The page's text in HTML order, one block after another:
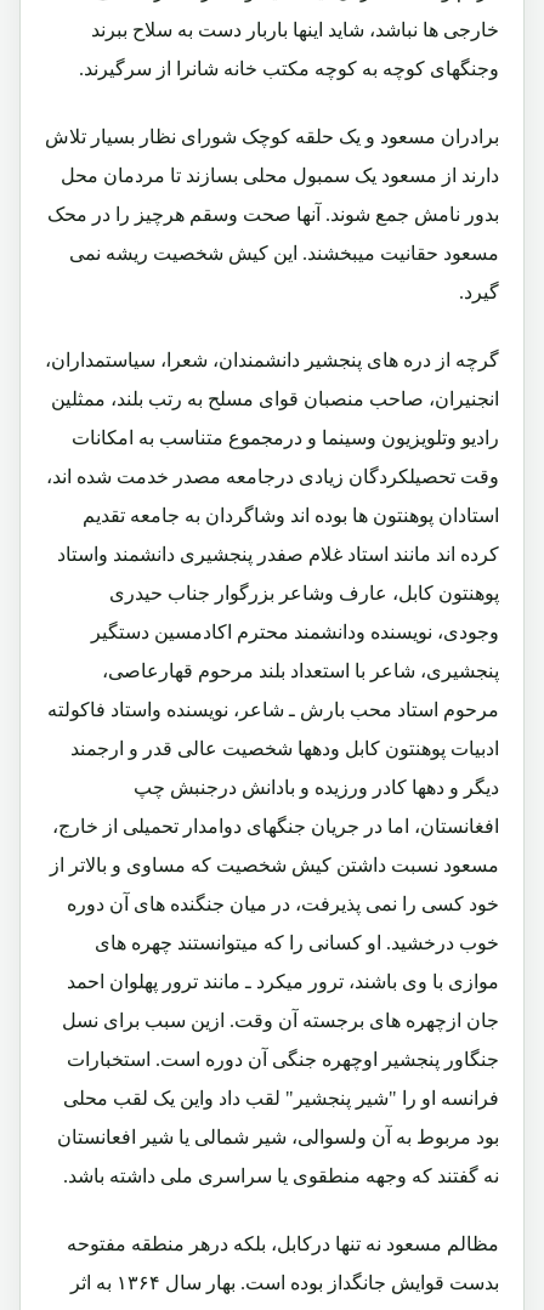
خارجی ها نباشد، شاید اینها باربار دست به سلاح ببرند
وجنگهای کوچه به کوچه مکتب خانه شانرا از سرگیرند.
برادران مسعود و یک حلقه کوچک شورای نظار بسیار تلاش
دارند از مسعود یک سمبول محلی بسازند تا مردمان محل
بدور نامش جمع شوند. آنها صحت وسقم هرچیز را در محک
مسعود حقانیت میبخشند. این کیش شخصیت ریشه نمی
گیرد.
گرچه از دره های پنجشیر دانشمندان، شعرا، سیاستمداران،
انجنیران، صاحب منصبان قوای مسلح به رتب بلند، ممثلین
رادیو وتلویزیون وسینما و درمجموع متناسب به امکانات
وقت تحصیلکردگان زیادی درجامعه مصدر خدمت شده اند،
استادان پوهنتون ها بوده اند وشاگردان به جامعه تقدیم
کرده اند مانند استاد غلام صفدر پنجشیری دانشمند واستاد
پوهنتون کابل، عارف وشاعر بزرگوار جناب حیدری
وجودی، نویسنده ودانشمند محترم اکادمسین دستگیر
پنجشیری، شاعر با استعداد بلند مرحوم قهارعاصی،
مرحوم استاد محب بارش ـ شاعر، نویسنده واستاد فاکولته
ادبیات پوهنتون کابل ودهها شخصیت عالی قدر و ارجمند
دیگر و دهها کادر ورزیده و بادانش درجنبش چپ
افغانستان، اما در جریان جنگهای دوامدار تحمیلی از خارج،
مسعود نسبت داشتن کیش شخصیت که مساوی و بالاتر از
خود کسی را نمی پذیرفت، در میان جنگنده های آن دوره
خوب درخشید. او کسانی را که میتوانستند چهره های
موازی با وی باشند، ترور میکرد ـ مانند ترور پهلوان احمد
جان ازچهره های برجسته آن وقت. ازین سبب برای نسل
جنگاور پنجشیر اوچهره جنگی آن دوره است. استخبارات
فرانسه او را "شیر پنجشیر" لقب داد واین یک لقب محلی
بود مربوط به آن ولسوالی، شیر شمالی یا شیر افعانستان
نه گفتند که وجهه منطقوی یا سراسری ملی داشته باشد.
مظالم مسعود نه تنها درکابل، بلکه درهر منطقه مفتوحه
بدست قوایش جانگداز بوده است. بهار سال ۱۳۶۴ به اثر